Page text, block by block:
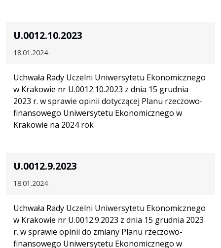
U.0012.10.2023
18.01.2024
Uchwała Rady Uczelni Uniwersytetu Ekonomicznego
w Krakowie nr U.0012.10.2023 z dnia 15 grudnia
2023 r. w sprawie opinii dotyczącej Planu rzeczowo-
finansowego Uniwersytetu Ekonomicznego w
Krakowie na 2024 rok
U.0012.9.2023
18.01.2024
Uchwała Rady Uczelni Uniwersytetu Ekonomicznego
w Krakowie nr U.0012.9.2023 z dnia 15 grudnia 2023
r. w sprawie opinii do zmiany Planu rzeczowo-
finansowego Uniwersytetu Ekonomicznego w